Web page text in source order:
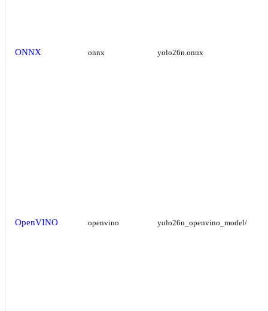
ONNX onnx yolo26n.onnx
OpenVINO openvino yolo26n_openvino_model/